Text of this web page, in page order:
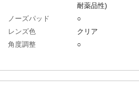
耐薬品性)
ノーズパッド
○
レンズ色
クリア
角度調整
○
防曇加工
○
レンズ厚(mm)
2.2